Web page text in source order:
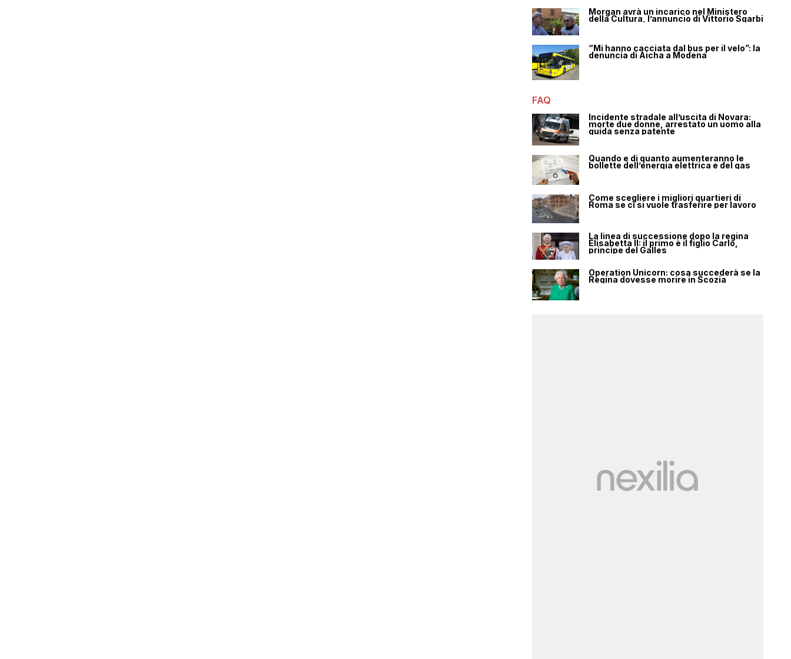
Morgan avrà un incarico nel Ministero
della Cultura, l’annuncio di Vittorio Sgarbi
“Mi hanno cacciata dal bus per il velo”: la
denuncia di Aicha a Modena
FAQ
Incidente stradale all’uscita di Novara:
morte due donne, arrestato un uomo alla
guida senza patente
Quando e di quanto aumenteranno le
bollette dell’energia elettrica e del gas
Come scegliere i migliori quartieri di
Roma se ci si vuole trasferire per lavoro
La linea di successione dopo la regina
Elisabetta II: il primo è il figlio Carlo,
principe del Galles
Operation Unicorn: cosa succederà se la
Regina dovesse morire in Scozia